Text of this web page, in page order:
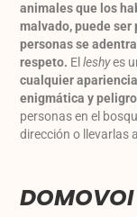
animales que los
malvado, puede ser
personas se
respeto. Elleshyes
cualquier
enigmática y
personas en el
dirección o llevarlas
DOMOVOI